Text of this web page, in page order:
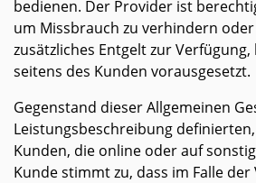
bedienen. Der Provider ist
um Missbrauch zu verhindern
zusätzliches Entgelt zur
seitens des Kunden vorausgesetzt.
Gegenstand dieser Allgemeinen
Leistungsbeschreibung
Kunden, die online oder auf
Kunde stimmt zu, dass im Falle